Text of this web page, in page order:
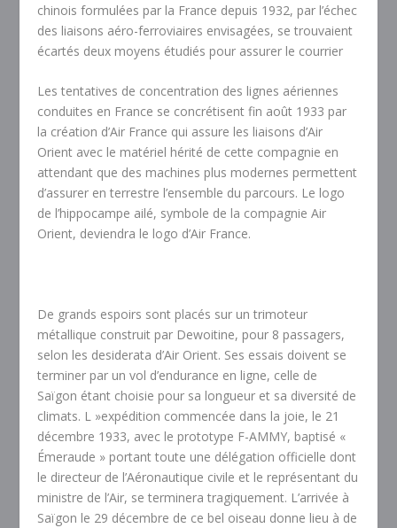
chinois formulées par la France depuis 1932, par l’échec
des liaisons aéro-ferroviaires envisagées, se trouvaient
écartés deux moyens étudiés pour assurer le courrier
Les tentatives de concentration des lignes aériennes
conduites en France se concrétisent fin août 1933 par
la création d’Air France qui assure les liaisons d’Air
Orient avec le matériel hérité de cette compagnie en
attendant que des machines plus modernes permettent
d’assurer en terrestre l’ensemble du parcours. Le logo
de l’hippocampe ailé, symbole de la compagnie Air
Orient, deviendra le logo d’Air France.
De grands espoirs sont placés sur un trimoteur
métallique construit par Dewoitine, pour 8 passagers,
selon les desiderata d’Air Orient. Ses essais doivent se
terminer par un vol d’endurance en ligne, celle de
Saïgon étant choisie pour sa longueur et sa diversité de
climats. L »expédition commencée dans la joie, le 21
décembre 1933, avec le prototype F-AMMY, baptisé «
Émeraude » portant toute une délégation officielle dont
le directeur de l’Aéronautique civile et le représentant du
ministre de l’Air, se terminera tragiquement. L’arrivée à
Saïgon le 29 décembre de ce bel oiseau donne lieu à de